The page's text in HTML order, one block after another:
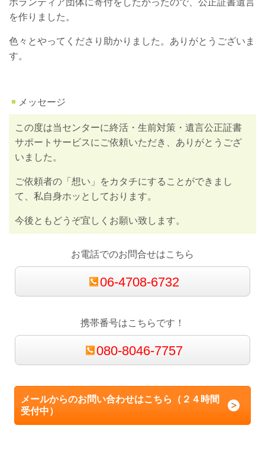
ボランティア団体に寄付をしたかったので、公正証書遺言
を作りました。
色々とやってくださり助かりました。ありがとうございま
す。
メッセージ
この度は当センターに終活・生前対策・遺言公正証書
サポートサービスにご依頼いただき、ありがとうござ
いました。
ご依頼者の「想い」をカタチにすることができまし
て、私自身ホッとしております。
今後ともどうぞ宜しくお願い致します。
お電話でのお問合せはこちら
06-4708-6732
携帯番号はこちらです！
080-8046-7757
メールからのお問い合わせはこちら（２４時間
受付中）